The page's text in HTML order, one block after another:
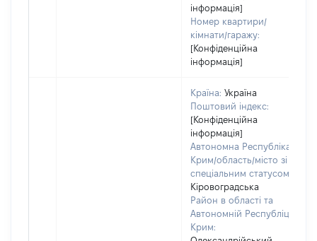
інформація]
Номер квартири/
кімнати/гаражу:
[Конфіденційна
інформація]
Країна: Україна
Поштовий індекс:
[Конфіденційна
інформація]
Автономна Республіка
Крим/область/місто зі
спеціальним статусом:
Кіровоградська
Район в області та
Автономній Республіці
Крим: